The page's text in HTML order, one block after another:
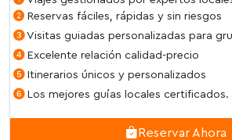
Reservas fáciles, rápidas y sin riesgos
Visitas guiadas personalizadas para
Excelente relación calidad-precio
Itinerarios únicos y personalizados
Los mejores guías locales certificados.
Reservar Ahora